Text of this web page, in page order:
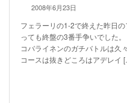
2008年6月23日
フェラーリの1-2で終えた昨日
っても終盤の3番手争いでした
コバライネンのガチバトルは久
コースは抜きどころはアデレイ